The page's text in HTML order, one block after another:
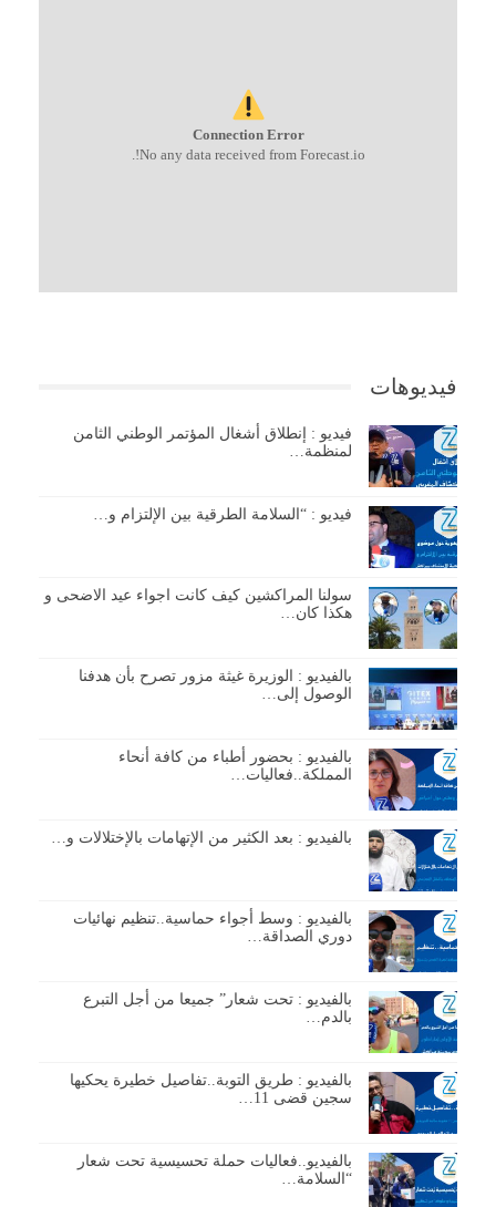
Connection Error
No any data received from Forecast.io!.
فيديوهات
فيديو : إنطلاق أشغال المؤتمر الوطني الثامن
لمنظمة…
فيديو : “السلامة الطرقية بين الإلتزام و…
سولنا المراكشين كيف كانت اجواء عيد الاضحى و
هكذا كان…
بالفيديو : الوزيرة غيثة مزور تصرح بأن هدفنا
الوصول إلى…
بالفيديو : بحضور أطباء من كافة أنحاء
المملكة..فعاليات…
بالفيديو : بعد الكثير من الإتهامات بالإختلالات و…
بالفيديو : وسط أجواء حماسية..تنظيم نهائيات
دوري الصداقة…
بالفيديو : تحت شعار” جميعا من أجل التبرع
بالدم…
بالفيديو : طريق التوبة..تفاصيل خطيرة يحكيها
سجين قضى 11…
بالفيديو..فعاليات حملة تحسيسية تحت شعار
“السلامة…